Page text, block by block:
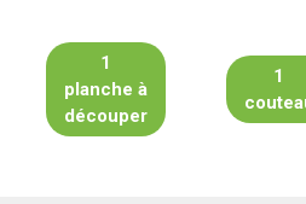
1
planche à
découper
1